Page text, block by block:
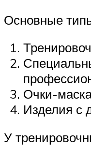
Основные
Очки-
Изделия с
У